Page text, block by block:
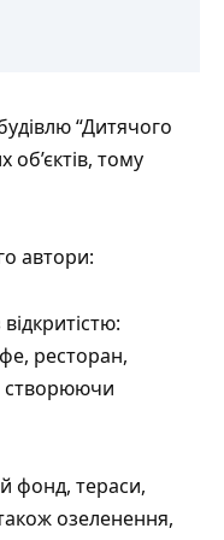
“Дитячого
об’єктів, тому
автори:
ресторан,
створюючи
фонд, тераси,
озеленення,